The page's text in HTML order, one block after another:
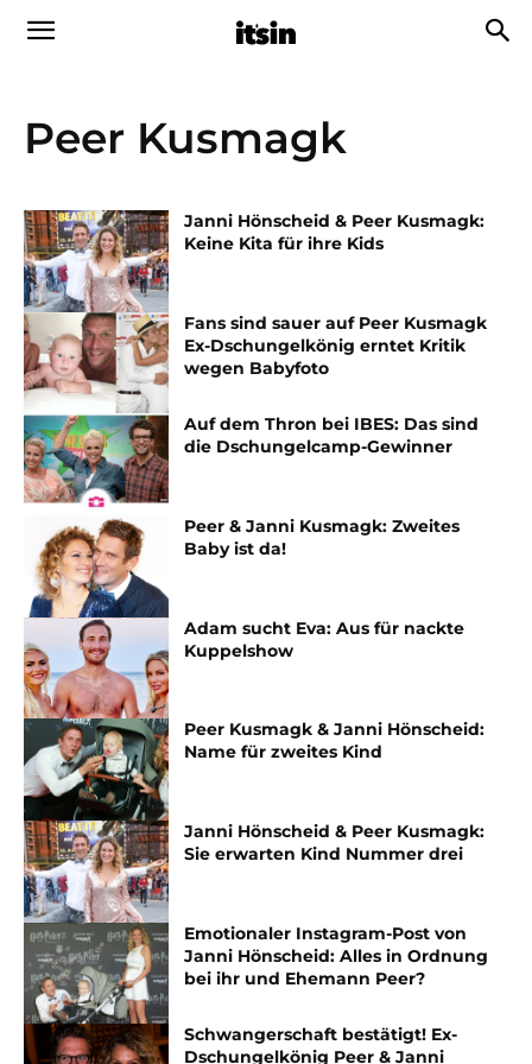
Peer Kusmagk
Janni Hönscheid & Peer Kusmagk:
Keine Kita für ihre Kids
Fans sind sauer auf Peer Kusmagk
Ex-Dschungelkönig erntet Kritik
wegen Babyfoto
Auf dem Thron bei IBES: Das sind
die Dschungelcamp-Gewinner
Peer & Janni Kusmagk: Zweites
Baby ist da!
Adam sucht Eva: Aus für nackte
Kuppelshow
Peer Kusmagk & Janni Hönscheid:
Name für zweites Kind
Janni Hönscheid & Peer Kusmagk:
Sie erwarten Kind Nummer drei
Emotionaler Instagram-Post von
Janni Hönscheid: Alles in Ordnung
bei ihr und Ehemann Peer?
Schwangerschaft bestätigt! Ex-
Dschungelkönig Peer & Janni